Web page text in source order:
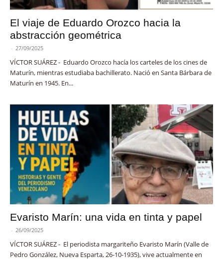
El viaje de Eduardo Orozco hacia la
abstracción geométrica
- 27/09/2025
VÍCTOR SUÁREZ - Eduardo Orozco hacía los carteles de los cines de
Maturín, mientras estudiaba bachillerato. Nació en Santa Bárbara de
Maturín en 1945. En...
Evaristo Marín: una vida en tinta y papel
- 26/09/2025
VÍCTOR SUÁREZ - El periodista margariteño Evaristo Marín (Valle de
Pedro González, Nueva Esparta, 26-10-1935), vive actualmente en